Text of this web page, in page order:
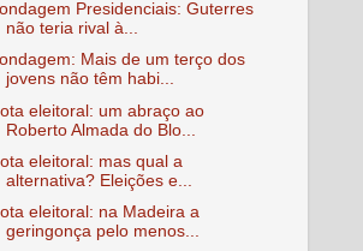
Presidenciais: Guterres
não teria rival à...
Mais de um terço dos
jovens não têm habi...
eleitoral: um abraço ao
Roberto Almada do Blo...
eleitoral: mas qual a
alternativa? Eleições e...
eleitoral: na Madeira a
geringonça pelo menos...